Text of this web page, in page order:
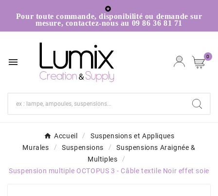

Pour toute commande, disponibilité ou demande sur
mesure, contactez-nous au 09 86 36 81 71
 0
Accueil
Suspensions et Appliques
Murales
Suspensions
Suspensions Araignée &
Multiples
Suspension multiple OCTOPUS 3 - Câble textile Noir effet soie